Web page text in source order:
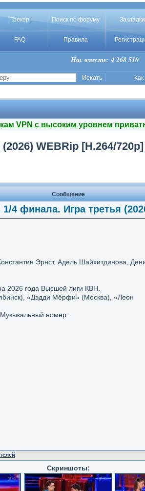
Трекер Поиск по форуму Закладки
FAQ Правила
Нас вместе: 4 268 510
VPN с высоким уровнем
WEBRip [H.264/720p]
Сообщение
4 финала. Игра третья
Эрнст, Адель Шайхитдинова,
2026 года Высшей лиги КВН.
«Дэдди Мёрфи» (Москва), «Леон
номер.
Скриншоты: